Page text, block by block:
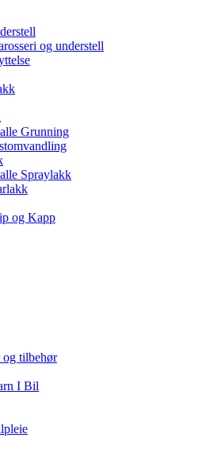
og understell
Grunning
Spraylakk
og Kapp
tilbehør
I Bil